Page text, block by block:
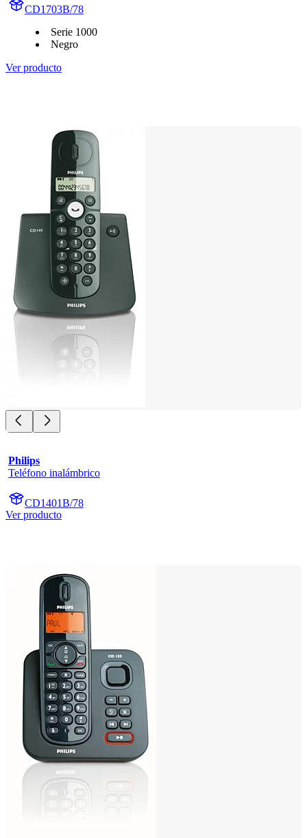
CD1703B/78
Serie 1000
Negro
Ver producto
Philips
Teléfono inalámbrico
CD1401B/78
Ver producto